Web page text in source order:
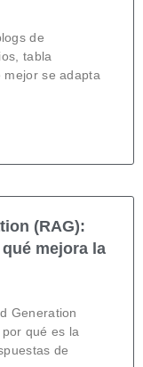
de
tabla
se adapta
(RAG):
mejora la
Generation
qué es la
de